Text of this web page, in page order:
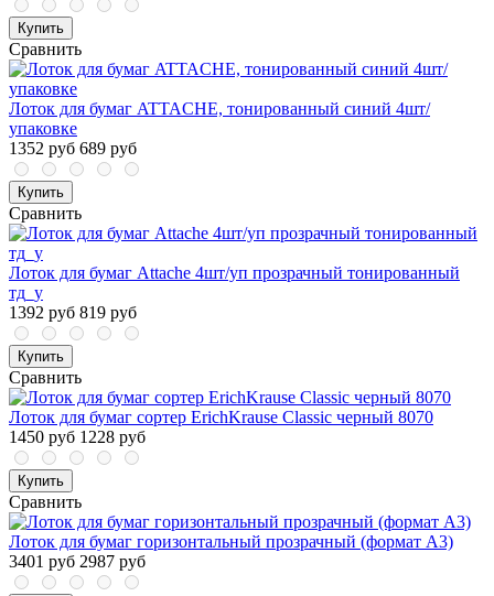
Купить
Сравнить
Лоток для бумаг ATTACHE, тонированный синий 4шт/
упаковке
1352 руб 689 руб
Купить
Сравнить
Лоток для бумаг Attache 4шт/уп прозрачный тонированный
тд_у
1392 руб 819 руб
Купить
Сравнить
Лоток для бумаг сортер ErichKrause Classic черный 8070
1450 руб 1228 руб
Купить
Сравнить
Лоток для бумаг горизонтальный прозрачный (формат А3)
3401 руб 2987 руб